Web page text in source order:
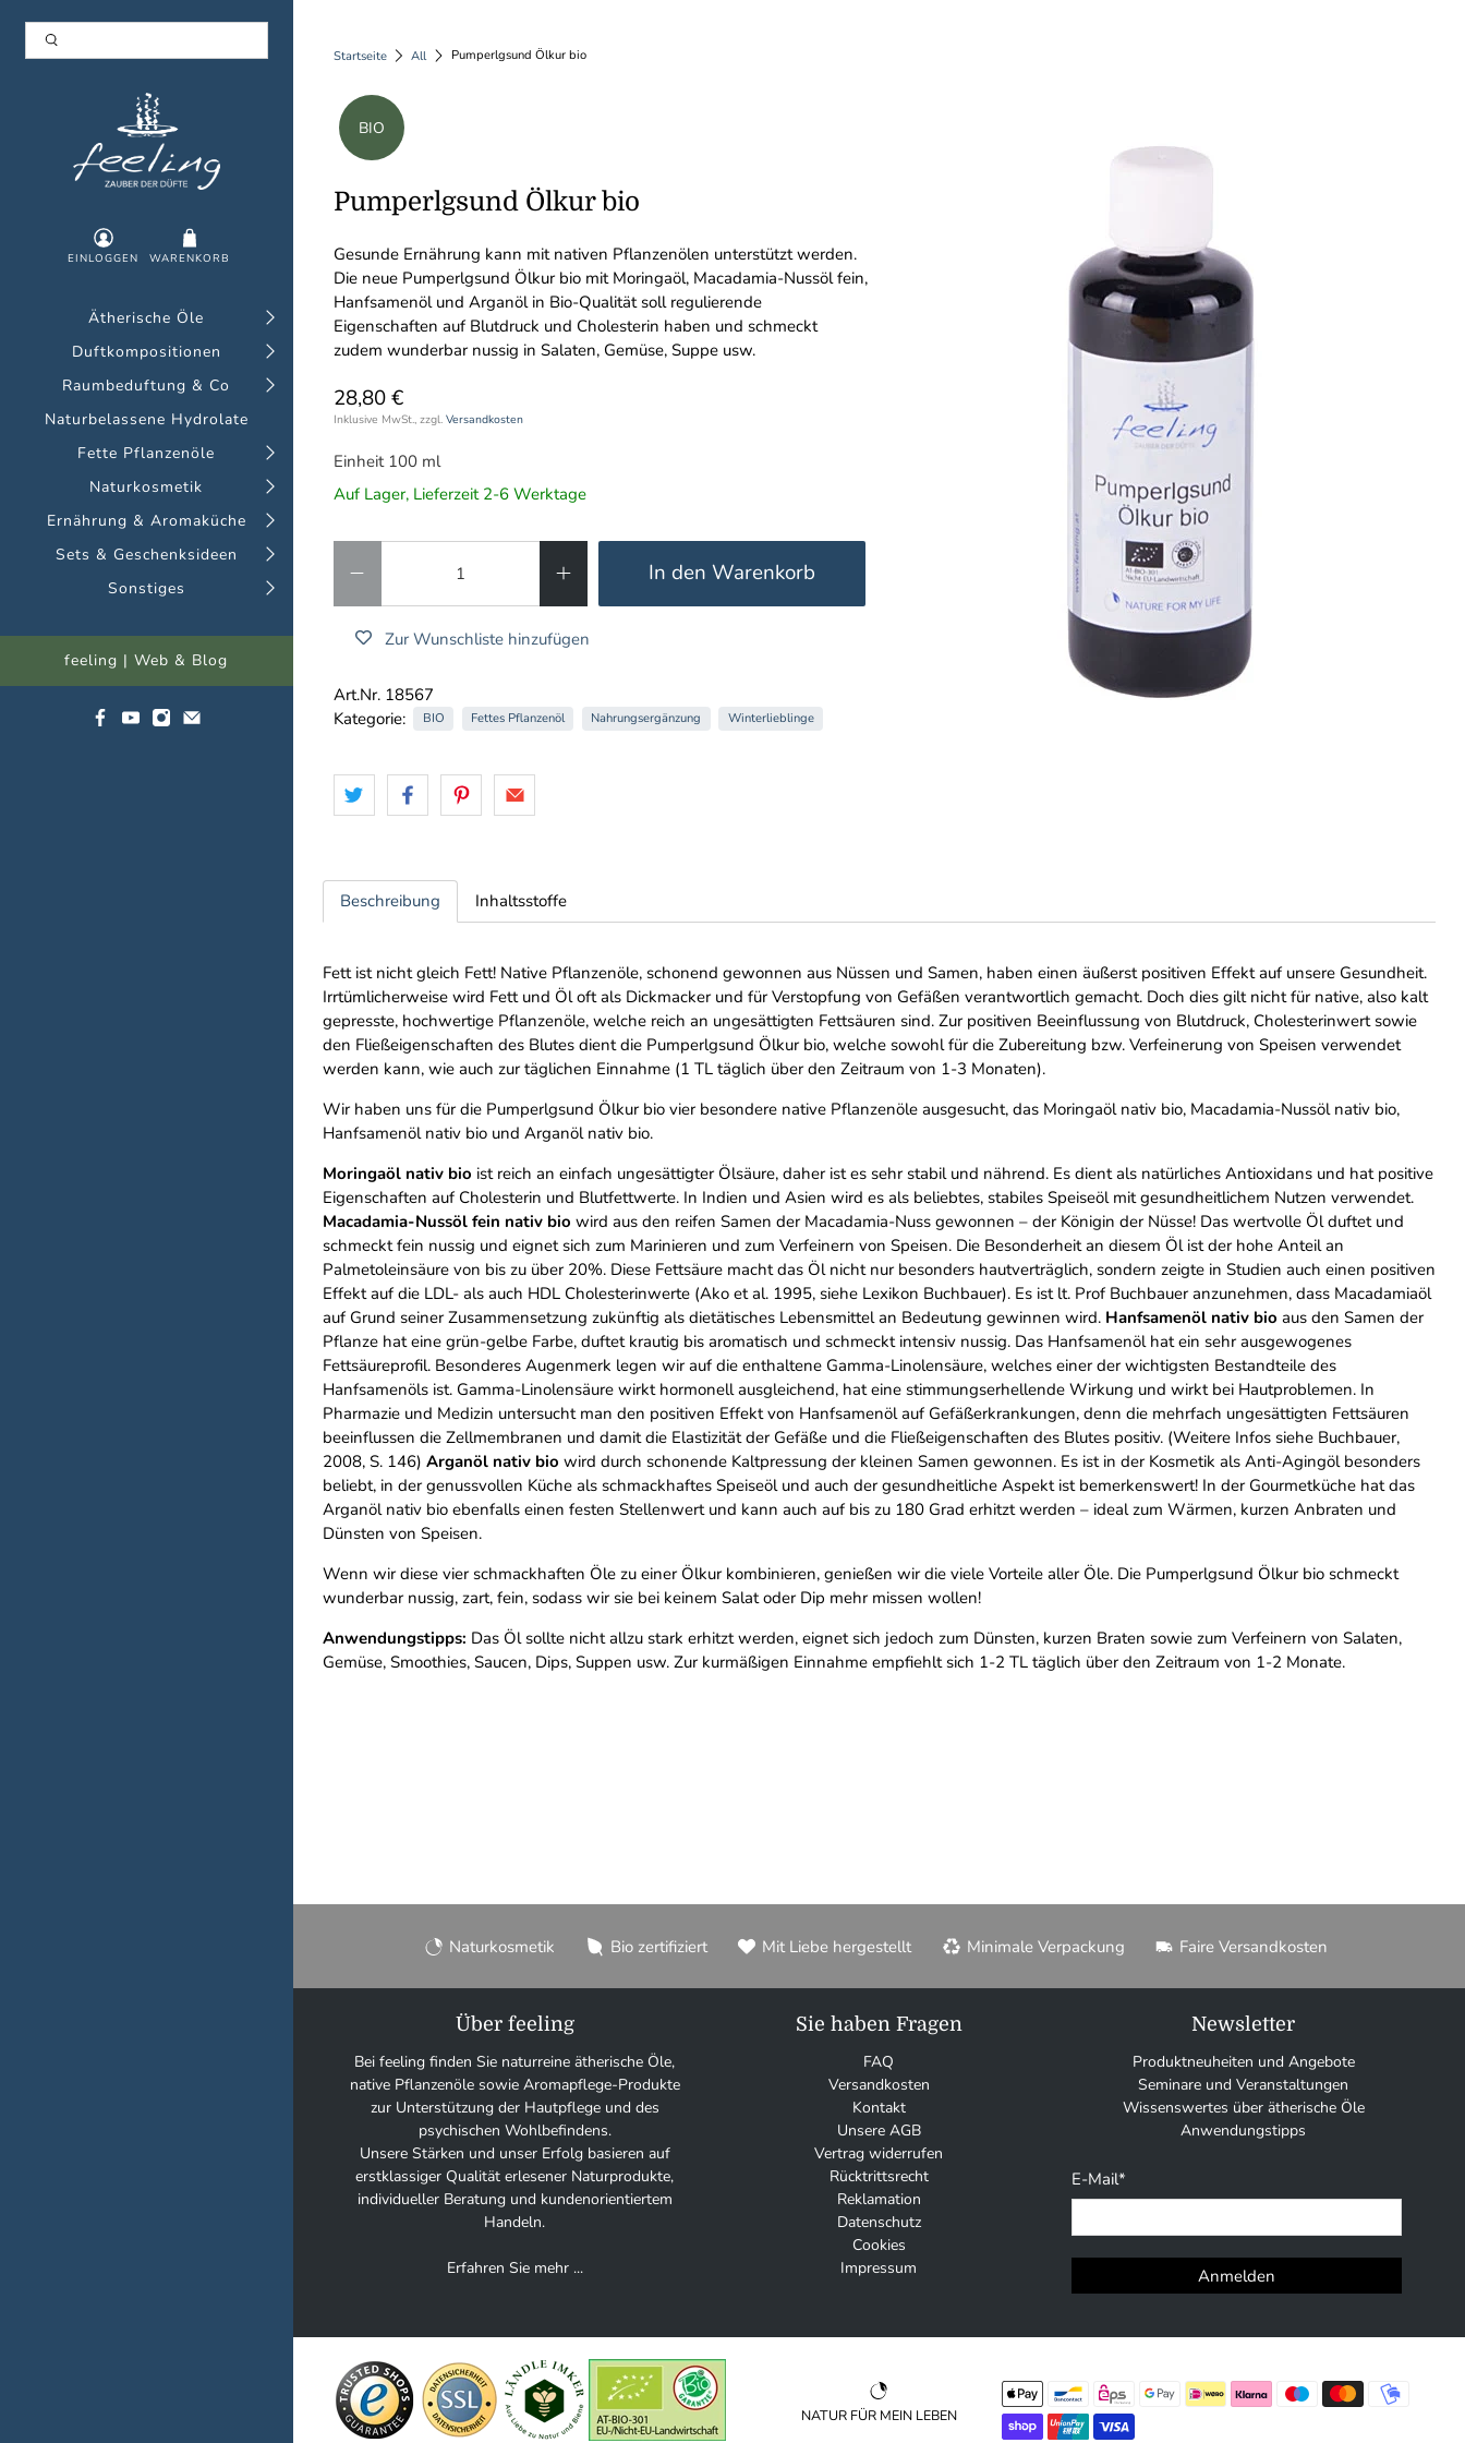
EINLOGGEN WARENKORB
Ätherische Öle
Duftkompositionen
Raumbeduftung & Co
Naturbelassene Hydrolate
Fette Pflanzenöle
Naturkosmetik
Ernährung & Aromaküche
Sets & Geschenksideen
Sonstiges
feeling | Web & Blog
Startseite All Pumperlgsund Ölkur bio
BIO
Pumperlgsund Ölkur bio
Gesunde Ernährung kann mit nativen Pflanzenölen unterstützt werden.
Die neue Pumperlgsund Ölkur bio mit Moringaöl, Macadamia-Nussöl fein,
Hanfsamenöl und Arganöl in Bio-Qualität soll regulierende
Eigenschaften auf Blutdruck und Cholesterin haben und schmeckt
zudem wunderbar nussig in Salaten, Gemüse, Suppe usw.
28,80 €
Inklusive MwSt., zzgl. Versandkosten
Einheit 100 ml
Auf Lager, Lieferzeit 2-6 Werktage
In den Warenkorb
Zur Wunschliste hinzufügen
Art.Nr. 18567
Kategorie:
BIO Fettes Pflanzenöl Nahrungsergänzung Winterlieblinge
Beschreibung Inhaltsstoffe
Fett ist nicht gleich Fett! Native Pflanzenöle, schonend gewonnen aus Nüssen und Samen, haben einen äußerst positiven Effekt auf unsere Gesundheit.
Irrtümlicherweise wird Fett und Öl oft als Dickmacker und für Verstopfung von Gefäßen verantwortlich gemacht. Doch dies gilt nicht für native, also kalt
gepresste, hochwertige Pflanzenöle, welche reich an ungesättigten Fettsäuren sind. Zur positiven Beeinflussung von Blutdruck, Cholesterinwert sowie
den Fließeigenschaften des Blutes dient die Pumperlgsund Ölkur bio, welche sowohl für die Zubereitung bzw. Verfeinerung von Speisen verwendet
werden kann, wie auch zur täglichen Einnahme (1 TL täglich über den Zeitraum von 1-3 Monaten).
Wir haben uns für die Pumperlgsund Ölkur bio vier besondere native Pflanzenöle ausgesucht, das Moringaöl nativ bio, Macadamia-Nussöl nativ bio,
Hanfsamenöl nativ bio und Arganöl nativ bio.
Moringaöl nativ bio ist reich an einfach ungesättigter Ölsäure, daher ist es sehr stabil und nährend. Es dient als natürliches Antioxidans und hat positive
Eigenschaften auf Cholesterin und Blutfettwerte. In Indien und Asien wird es als beliebtes, stabiles Speiseöl mit gesundheitlichem Nutzen verwendet.
Macadamia-Nussöl fein nativ bio wird aus den reifen Samen der Macadamia-Nuss gewonnen – der Königin der Nüsse! Das wertvolle Öl duftet und
schmeckt fein nussig und eignet sich zum Marinieren und zum Verfeinern von Speisen. Die Besonderheit an diesem Öl ist der hohe Anteil an
Palmetoleinsäure von bis zu über 20%. Diese Fettsäure macht das Öl nicht nur besonders hautverträglich, sondern zeigte in Studien auch einen positiven
Effekt auf die LDL- als auch HDL Cholesterinwerte (Ako et al. 1995, siehe Lexikon Buchbauer). Es ist lt. Prof Buchbauer anzunehmen, dass Macadamiaöl
auf Grund seiner Zusammensetzung zukünftig als dietätisches Lebensmittel an Bedeutung gewinnen wird. Hanfsamenöl nativ bio aus den Samen der
Pflanze hat eine grün-gelbe Farbe, duftet krautig bis aromatisch und schmeckt intensiv nussig. Das Hanfsamenöl hat ein sehr ausgewogenes
Fettsäureprofil. Besonderes Augenmerk legen wir auf die enthaltene Gamma-Linolensäure, welches einer der wichtigsten Bestandteile des
Hanfsamenöls ist. Gamma-Linolensäure wirkt hormonell ausgleichend, hat eine stimmungserhellende Wirkung und wirkt bei Hautproblemen. In
Pharmazie und Medizin untersucht man den positiven Effekt von Hanfsamenöl auf Gefäßerkrankungen, denn die mehrfach ungesättigten Fettsäuren
beeinflussen die Zellmembranen und damit die Elastizität der Gefäße und die Fließeigenschaften des Blutes positiv. (Weitere Infos siehe Buchbauer,
2008, S. 146) Arganöl nativ bio wird durch schonende Kaltpressung der kleinen Samen gewonnen. Es ist in der Kosmetik als Anti-Agingöl besonders
beliebt, in der genussvollen Küche als schmackhaftes Speiseöl und auch der gesundheitliche Aspekt ist bemerkenswert! In der Gourmetküche hat das
Arganöl nativ bio ebenfalls einen festen Stellenwert und kann auch auf bis zu 180 Grad erhitzt werden – ideal zum Wärmen, kurzen Anbraten und
Dünsten von Speisen.
Wenn wir diese vier schmackhaften Öle zu einer Ölkur kombinieren, genießen wir die viele Vorteile aller Öle. Die Pumperlgsund Ölkur bio schmeckt
wunderbar nussig, zart, fein, sodass wir sie bei keinem Salat oder Dip mehr missen wollen!
Anwendungstipps: Das Öl sollte nicht allzu stark erhitzt werden, eignet sich jedoch zum Dünsten, kurzen Braten sowie zum Verfeinern von Salaten,
Gemüse, Smoothies, Saucen, Dips, Suppen usw. Zur kurmäßigen Einnahme empfiehlt sich 1-2 TL täglich über den Zeitraum von 1-2 Monate.
Naturkosmetik Bio zertifiziert Mit Liebe hergestellt Minimale Verpackung Faire Versandkosten
Über feeling
Bei feeling finden Sie naturreine ätherische Öle,
native Pflanzenöle sowie Aromapflege-Produkte
zur Unterstützung der Hautpflege und des
psychischen Wohlbefindens.
Unsere Stärken und unser Erfolg basieren auf
erstklassiger Qualität erlesener Naturprodukte,
individueller Beratung und kundenorientiertem
Handeln.
Erfahren Sie mehr ...
Sie haben Fragen
FAQ
Versandkosten
Kontakt
Unsere AGB
Vertrag widerrufen
Rücktrittsrecht
Reklamation
Datenschutz
Cookies
Impressum
Newsletter
Produktneuheiten und Angebote
Seminare und Veranstaltungen
Wissenswertes über ätherische Öle
Anwendungstipps
E-Mail*
Anmelden
NATUR FÜR MEIN LEBEN